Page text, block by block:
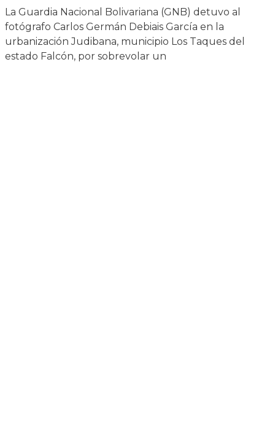
La Guardia Nacional Bolivariana (GNB) detuvo al
fotógrafo Carlos Germán Debiais García en la
urbanización Judibana, municipio Los Taques del
estado Falcón, por sobrevolar un